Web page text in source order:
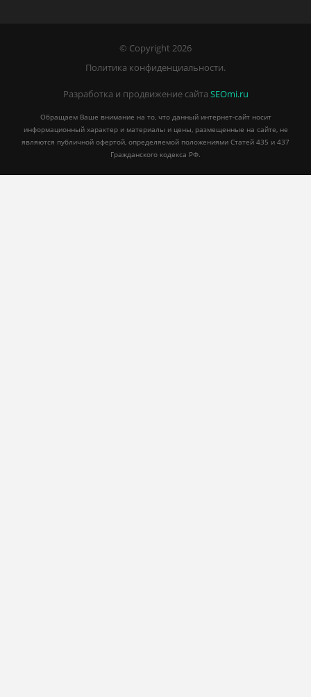
© Copyright 2026
Политика конфиденциальности.
Разработка и продвижение сайта SEOmi.ru
Обращаем Ваше внимание на то, что данный интернет-сайт носит
информационный характер и материалы и цены, размещенные на сайте, не
являются публичной офертой, определяемой положениями Статей 435 и 437
Гражданского кодекса РФ.